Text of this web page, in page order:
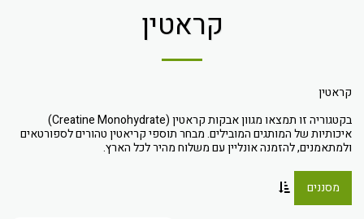
קראטין
בקטגוריה זו תמצאו מגוון אבקות קראטין (Creatine Monohydrate)
איכותיות של המותגים המובילים. מבחר תוספי קריאטין טהורים לספורטאים
ולמתאמנים, להזמנה אונליין עם משלוח מהיר לכל הארץ.
מסננים